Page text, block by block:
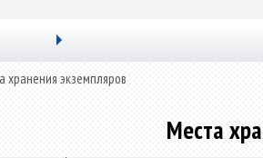
хранения экземпляров
Места